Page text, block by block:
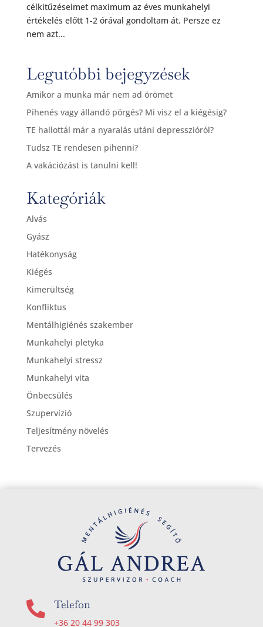
célkitűzéseimet maximum az éves munkahelyi
értékelés előtt 1-2 órával gondoltam át. Persze ez
nem azt...
Legutóbbi bejegyzések
Amikor a munka már nem ad örömet
Pihenés vagy állandó pörgés? Mi visz el a kiégésig?
TE hallottál már a nyaralás utáni depresszióról?
Tudsz TE rendesen pihenni?
A vakációzást is tanulni kell!
Kategóriák
Alvás
Gyász
Hatékonyság
Kiégés
Kimerültség
Konfliktus
Mentálhigiénés szakember
Munkahelyi pletyka
Munkahelyi stressz
Munkahelyi vita
Önbecsülés
Szupervízió
Teljesítmény növelés
Tervezés
 Telefon
+36 20 44 99 303